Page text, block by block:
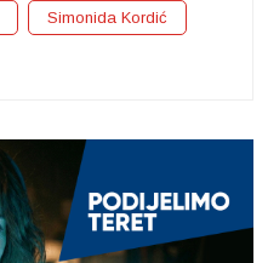
Simonida Kordić